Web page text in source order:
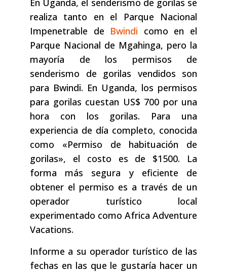
En Uganda, el senderismo de gorilas se
realiza tanto en el Parque Nacional
Impenetrable de Bwindi como en el
Parque Nacional de Mgahinga, pero la
mayoría de los permisos de
senderismo de gorilas vendidos son
para Bwindi. En Uganda, los permisos
para gorilas cuestan US$ 700 por una
hora con los gorilas. Para una
experiencia de día completo, conocida
como «Permiso de habituación de
gorilas», el costo es de $1500. La
forma más segura y eficiente de
obtener el permiso es a través de un
operador turístico local
experimentado como Africa Adventure
Vacations.
Informe a su operador turístico de las
fechas en las que le gustaría hacer un